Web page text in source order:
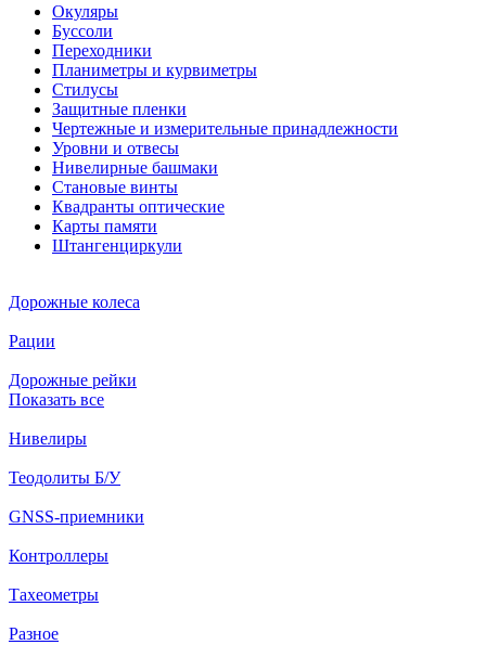
Окуляры
Буссоли
Переходники
Планиметры и курвиметры
Стилусы
Защитные пленки
Чертежные и измерительные принадлежности
Уровни и отвесы
Нивелирные башмаки
Становые винты
Квадранты оптические
Карты памяти
Штангенциркули
Дорожные колеса
Рации
Дорожные рейки
Показать все
Нивелиры
Теодолиты Б/У
GNSS-приемники
Контроллеры
Тахеометры
Разное